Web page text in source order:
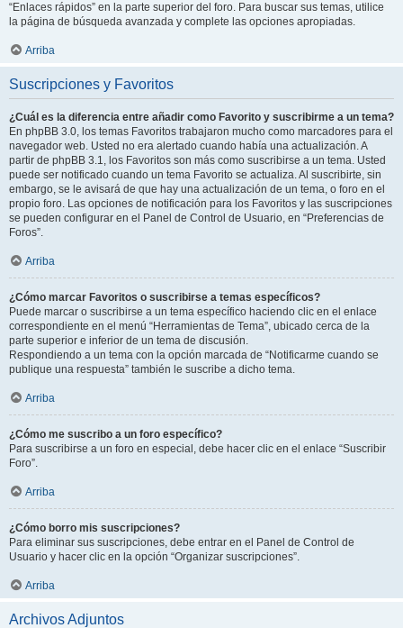
“Enlaces rápidos” en la parte superior del foro. Para buscar sus temas, utilice
la página de búsqueda avanzada y complete las opciones apropiadas.
Arriba
Suscripciones y Favoritos
¿Cuál es la diferencia entre añadir como Favorito y suscribirme a un tema?
En phpBB 3.0, los temas Favoritos trabajaron mucho como marcadores para el
navegador web. Usted no era alertado cuando había una actualización. A
partir de phpBB 3.1, los Favoritos son más como suscribirse a un tema. Usted
puede ser notificado cuando un tema Favorito se actualiza. Al suscribirte, sin
embargo, se le avisará de que hay una actualización de un tema, o foro en el
propio foro. Las opciones de notificación para los Favoritos y las suscripciones
se pueden configurar en el Panel de Control de Usuario, en “Preferencias de
Foros”.
Arriba
¿Cómo marcar Favoritos o suscribirse a temas específicos?
Puede marcar o suscribirse a un tema específico haciendo clic en el enlace
correspondiente en el menú “Herramientas de Tema”, ubicado cerca de la
parte superior e inferior de un tema de discusión.
Respondiendo a un tema con la opción marcada de “Notificarme cuando se
publique una respuesta” también le suscribe a dicho tema.
Arriba
¿Cómo me suscribo a un foro específico?
Para suscribirse a un foro en especial, debe hacer clic en el enlace “Suscribir
Foro”.
Arriba
¿Cómo borro mis suscripciones?
Para eliminar sus suscripciones, debe entrar en el Panel de Control de
Usuario y hacer clic en la opción “Organizar suscripciones”.
Arriba
Archivos Adjuntos